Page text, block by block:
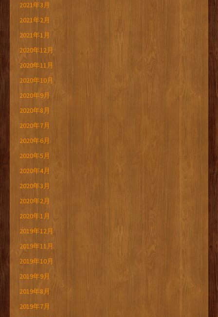
2021年3月
2021年2月
2021年1月
2020年12月
2020年11月
2020年10月
2020年9月
2020年8月
2020年7月
2020年6月
2020年5月
2020年4月
2020年3月
2020年2月
2020年1月
2019年12月
2019年11月
2019年10月
2019年9月
2019年8月
2019年7月